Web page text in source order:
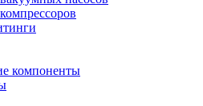
компоненты